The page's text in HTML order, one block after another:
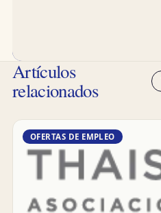
Artículos
relacionados
OFERTAS DE EMPLEO